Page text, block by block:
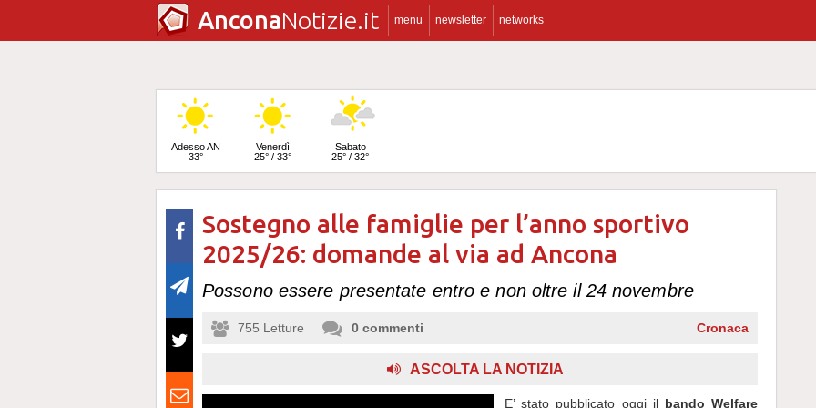
AnconaNotizie.it menu newsletter networks
Adesso AN
33°
Venerdì
25° / 33°
Sabato
25° / 32°
Domenica
25° / 32°
Sostegno alle famiglie per l’anno sportivo
2025/26: domande al via ad Ancona
Possono essere presentate entro e non oltre il 24 novembre
755 Letture 0 commenti Cronaca
ASCOLTA LA NOTIZIA
E’ stato pubblicato oggi il bando Welfare